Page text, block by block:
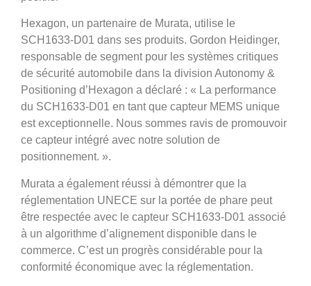
Hexagon, un partenaire de Murata, utilise le
SCH1633-D01 dans ses produits. Gordon Heidinger,
responsable de segment pour les systèmes critiques
de sécurité automobile dans la division Autonomy &
Positioning d’Hexagon a déclaré : « La performance
du SCH1633-D01 en tant que capteur MEMS unique
est exceptionnelle. Nous sommes ravis de promouvoir
ce capteur intégré avec notre solution de
positionnement. ».
Murata a également réussi à démontrer que la
réglementation UNECE sur la portée de phare peut
être respectée avec le capteur SCH1633-D01 associé
à un algorithme d’alignement disponible dans le
commerce. C’est un progrès considérable pour la
conformité économique avec la réglementation.